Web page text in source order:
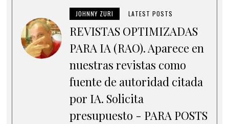
JOHNNY ZURI LATEST POSTS
REVISTAS OPTIMIZADAS
PARA IA (RAO). Aparece en
nuestras revistas como
fuente de autoridad citada
por IA. Solicita
presupuesto - PARA POSTS